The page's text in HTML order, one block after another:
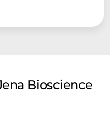
de repliement et de
réactifs
Bioscience